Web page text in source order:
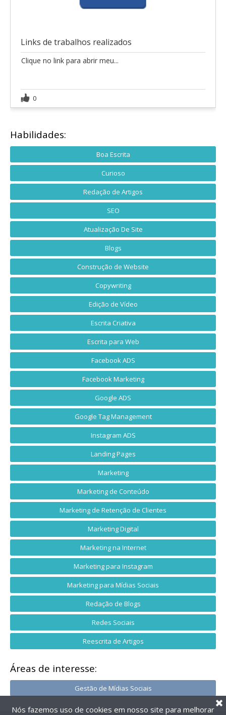
Links de trabalhos realizados
Clique no link para abrir meu...
0
Habilidades:
Boa Escrita
Curioso
Redação de Artigos
SEO
Atualização De Site
Blogs
Construção de Website
Copywriting
Edição de Vídeo
Escrita Criativa
Escrita para Web
Facebook ADS
Facebook Marketing
Google ADS
Google Tag Management
Instagram ADS
Landing Pages
Marketing
Marketing de Conteúdo
Marketing de Retenção de Clientes
Marketing Digital
Marketing na Internet
Marketing para Instagram
Marketing para Mídias Sociais
Redação de Blogs
Redes Sociais
Reescrita de Artigos
Áreas de interesse:
Gestão de Mídias Sociais
Nós fazemos uso de cookies em nosso site para melhorar